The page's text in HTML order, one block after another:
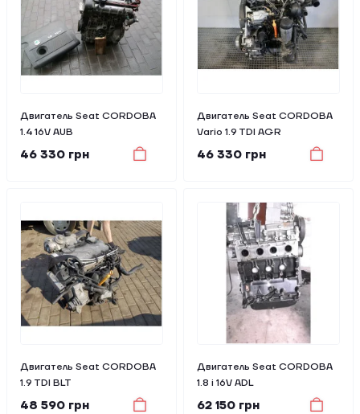
Двигатель Seat CORDOBA
1.4 16V AUB
46 330 грн
Двигатель Seat CORDOBA
Vario 1.9 TDI AGR
46 330 грн
Двигатель Seat CORDOBA
1.9 TDI BLT
48 590 грн
Двигатель Seat CORDOBA
1.8 i 16V ADL
62 150 грн